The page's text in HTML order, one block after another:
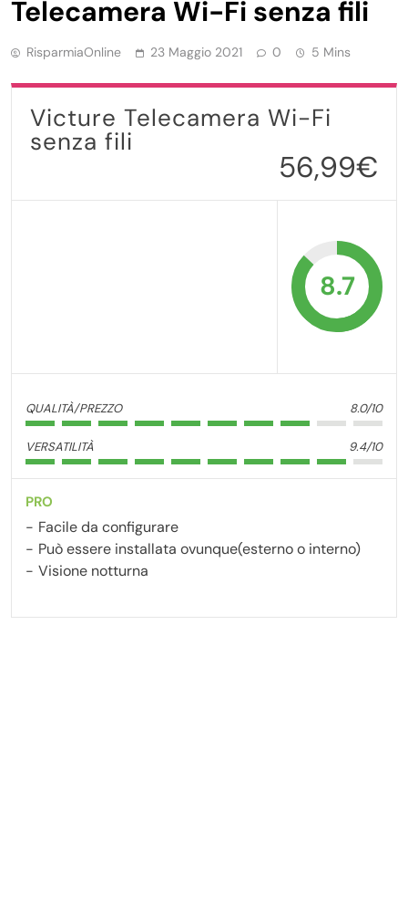
Telecamera Wi-Fi senza fili
RisparmiaOnline 23 Maggio 2021 0 5 Mins
Victure Telecamera Wi-Fi
senza fili
56,99€
8.7
QUALITÀ/PREZZO 8.0/10
VERSATILITÀ 9.4/10
PRO
Facile da configurare
Può essere installata ovunque(esterno o interno)
Visione notturna